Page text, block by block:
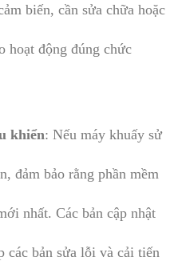
biến, cần sửa chữa hoặc
hoạt động đúng chức
khiển: Nếu máy khuấy sử
đảm bảo rằng phần mềm
nhất. Các bản cập nhật
các bản sửa lỗi và cải tiến